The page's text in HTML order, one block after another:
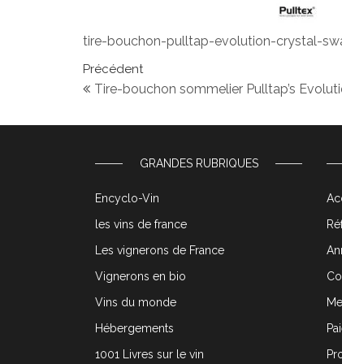
tire-bouchon-pulltap-evolution-crystal-
Navigation de l’article
Article précédent
Précédent
Tire-bouchon sommelier Pulltap’s
GRANDES RUBRIQUES
Encyclo-Vin
les vins de france
Les vignerons de France
Vignerons en bio
Vins du monde
Hébergements
1001 Livres sur le vin